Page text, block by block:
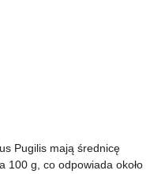
Pugilis mają średnicę
100 g, co odpowiada około